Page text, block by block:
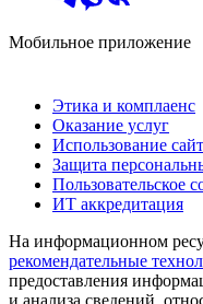
Мобильное приложение
Этика и комплаенс
Оказание услуг
Использование
Защита
Пользовательское
ИТ аккредитация
На информационном
рекомендательные
предоставления
и анализа сведений,